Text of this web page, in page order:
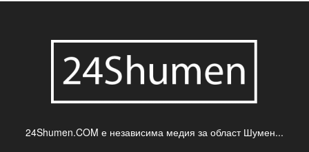
24Shumen.COM е независима медия за област Шумен...